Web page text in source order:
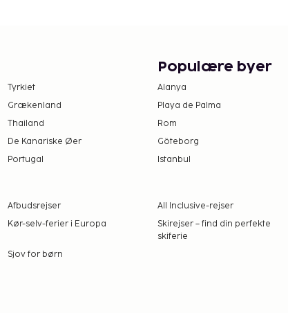
Tyrkiet
Grækenland
Thailand
De Kanariske Øer
Portugal
Populære byer
Alanya
Playa de Palma
Rom
Göteborg
Istanbul
Afbudsrejser All Inclusive-rejser
Kør-selv-ferier i Europa
Skirejser – find din perfekte
skiferie
Sjov for børn